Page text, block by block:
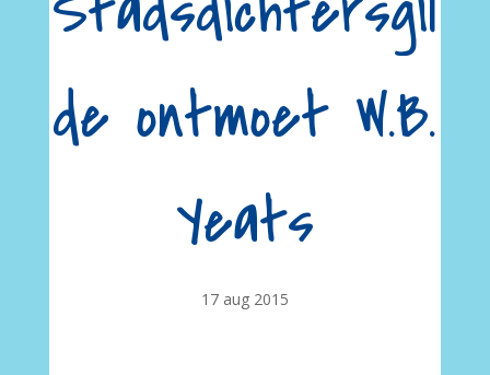
de ontmoet W.B.
Yeats
17 aug 2015